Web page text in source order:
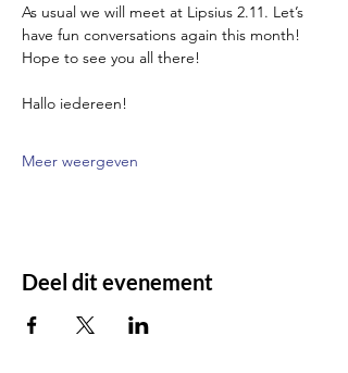
As usual we will meet at Lipsius 2.11. Let’s
have fun conversations again this month!
Hope to see you all there!
Hallo iedereen!
Meer weergeven
Deel dit evenement